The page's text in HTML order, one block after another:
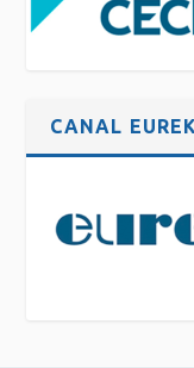
CANAL